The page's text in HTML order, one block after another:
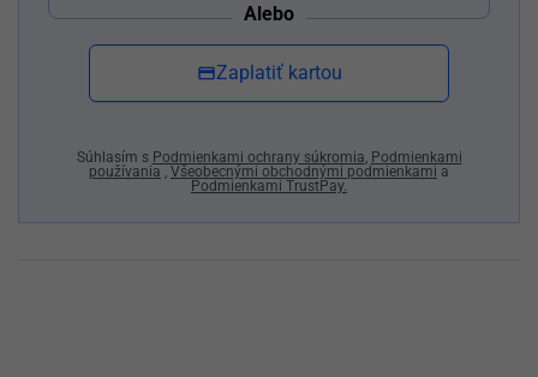
Alebo
Zaplatiť kartou
Súhlasím s Podmienkami ochrany súkromia, Podmienkami
používania , Všeobecnými obchodnými podmienkami a
Podmienkami TrustPay.